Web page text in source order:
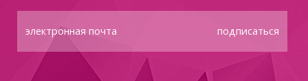
подписаться